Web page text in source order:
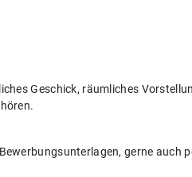
Geschick, räumliches
gerne auch